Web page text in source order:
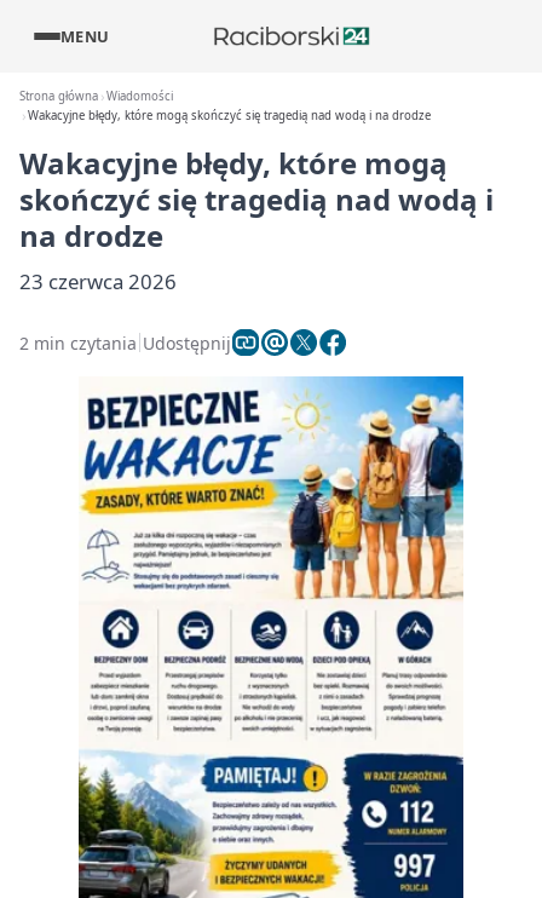
MENU
Strona główna Wiadomości
Wakacyjne błędy, które mogą skończyć się tragedią nad wodą i na drodze
Wakacyjne błędy, które mogą
skończyć się tragedią nad wodą i
na drodze
23 czerwca 2026
2 min czytania Udostępnij